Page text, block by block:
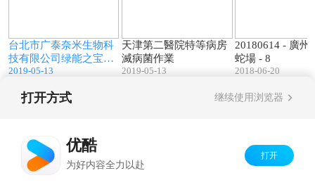
台北市广泰奈米生物科
技有限公司绿能之宝系
列(NNTD) - 简介与导入
2019-05-13
天津第二醫院特等病房
滅病菌作業
2019-05-13
20180614 - 廣州
蛇場 - 8
2018-06-20
打开方式 继续使用浏览器
优酷
为好内容全力以赴
打开